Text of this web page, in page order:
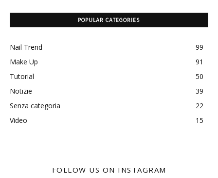
POPULAR CATEGORIES
Nail Trend
99
Make Up
91
Tutorial
50
Notizie
39
Senza categoria
22
Video
15
FOLLOW US ON INSTAGRAM